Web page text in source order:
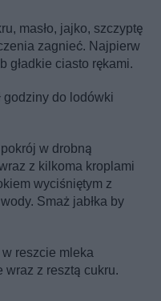
masło, jajko, szczyptę
zagnieć. Najpierw
gładkie ciasto rękami.
godziny do lodówki
w drobną
z kilkoma kroplami
wyciśniętym z
Smaż jabłka by
reszcie mleka
z resztą cukru.